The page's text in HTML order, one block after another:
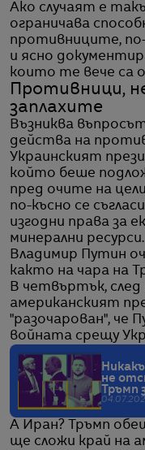
Ако случаят е
ограничава
противниците,
и ясно
които те вече са
Противници,
заплахите
Възниква
действа на
Украинският
който беше
пред очите на
по-късно се
изгодни права за
минерални ресурси.
Владимир Путин
както на чара на
В четвъртък, след
американският
"разочарован", че
войната срещу
не
Тръмп
А Иран? Тръмп
ще сложи край на